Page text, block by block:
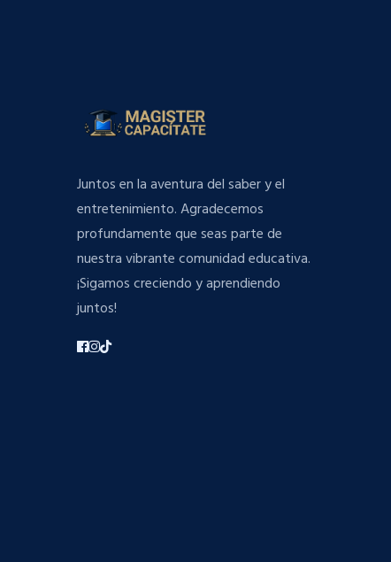
Juntos en la aventura del saber y el
entretenimiento. Agradecemos
profundamente que seas parte de
nuestra vibrante comunidad educativa.
¡Sigamos creciendo y aprendiendo
juntos!